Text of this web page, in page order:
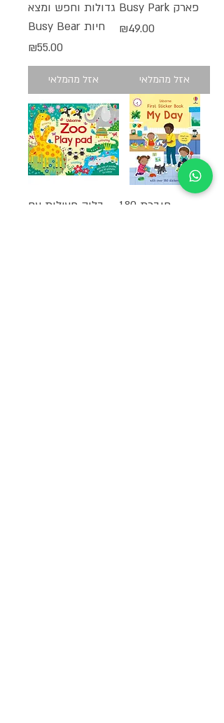
פארק Busy Park
מחיר
₪49.00
אזל מהמלאי
גדולות וחפש ומצא
חיות Busy Bear
מחיר
₪55.00
אזל מהמלאי
חוברת 180
בלוק פעילות עם